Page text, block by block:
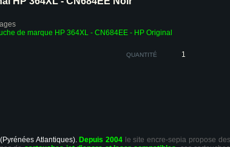
de marque HP 364XL - CN684EE - HP Original
QUANTITÉ
Atlantiques). Depuis 2004 le site encre-sepia propose